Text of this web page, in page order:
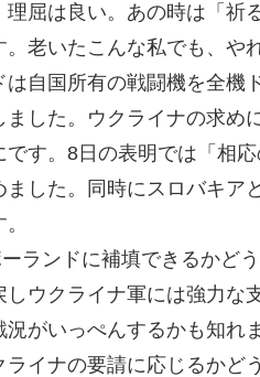
屈は良い。あの時は「祈
老いたこんな私でも、や
自国所有の戦闘機を全機
した。ウクライナの求め
す。8日の表明では「相
した。同時にスロバキア
ランドに補填できるかど
ウクライナ軍には強力な
がいっぺんするかも知れ
イナの要請に応じるかど